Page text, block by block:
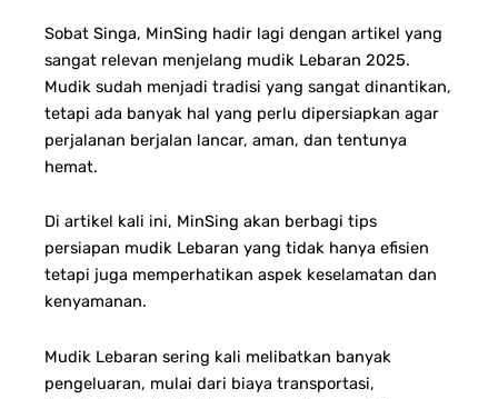
Sobat Singa, MinSing hadir lagi dengan artikel yang
sangat relevan menjelang mudik Lebaran 2025.
Mudik sudah menjadi tradisi yang sangat dinantikan,
tetapi ada banyak hal yang perlu dipersiapkan agar
perjalanan berjalan lancar, aman, dan tentunya
hemat.
Di artikel kali ini, MinSing akan berbagi tips
persiapan mudik Lebaran yang tidak hanya efisien
tetapi juga memperhatikan aspek keselamatan dan
kenyamanan.
Mudik Lebaran sering kali melibatkan banyak
pengeluaran, mulai dari biaya transportasi,